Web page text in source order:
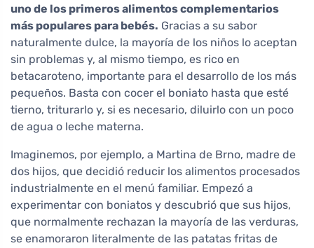
uno de los primeros alimentos complementarios
más populares para bebés. Gracias a su sabor
naturalmente dulce, la mayoría de los niños lo aceptan
sin problemas y, al mismo tiempo, es rico en
betacaroteno, importante para el desarrollo de los más
pequeños. Basta con cocer el boniato hasta que esté
tierno, triturarlo y, si es necesario, diluirlo con un poco
de agua o leche materna.
Imaginemos, por ejemplo, a Martina de Brno, madre de
dos hijos, que decidió reducir los alimentos procesados
industrialmente en el menú familiar. Empezó a
experimentar con boniatos y descubrió que sus hijos,
que normalmente rechazan la mayoría de las verduras,
se enamoraron literalmente de las patatas fritas de